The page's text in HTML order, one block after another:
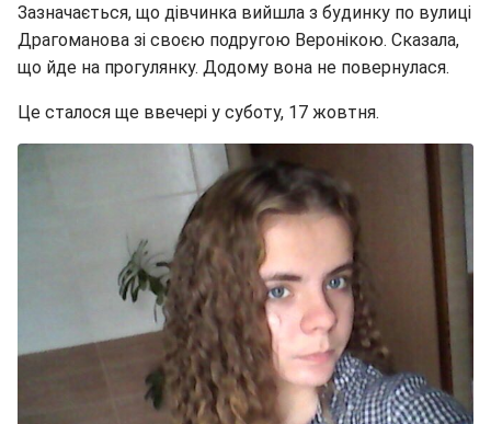
Зазначається, що дівчинка вийшла з будинку по вулиці
Драгоманова зі своєю подругою Веронікою. Сказала,
що йде на прогулянку. Додому вона не повернулася.
Це сталося ще ввечері у суботу, 17 жовтня.